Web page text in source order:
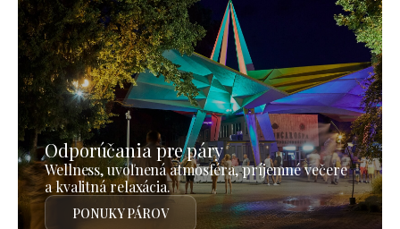
Odporúčania pre páry
Wellness, uvoľnená atmosféra, príjemné večere
a kvalitná relaxácia.
PONUKY PÁROV